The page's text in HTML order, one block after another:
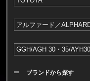
ブランドから探す